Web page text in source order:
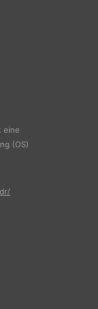
eine
(OS)